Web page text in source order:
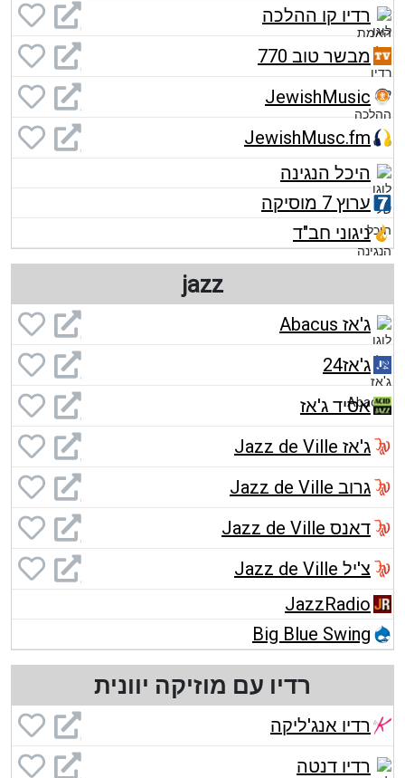
רדיו קו ההלכה
מבשר טוב 770
JewishMusic
JewishMusc.fm
היכל הנגינה
ערוץ 7 מוסיקה
ניגוני חב"ד
jazz
ג'אז Abacus
ג'אז24
אסיד ג'אז
ג'אז Jazz de Ville
גרוב Jazz de Ville
דאנס Jazz de Ville
צ'יל Jazz de Ville
JazzRadio
Big Blue Swing
רדיו עם מוזיקה יוונית
רדיו אנג'ליקה
רדיו דנטה